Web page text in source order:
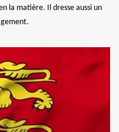
la matière. Il dresse aussi un